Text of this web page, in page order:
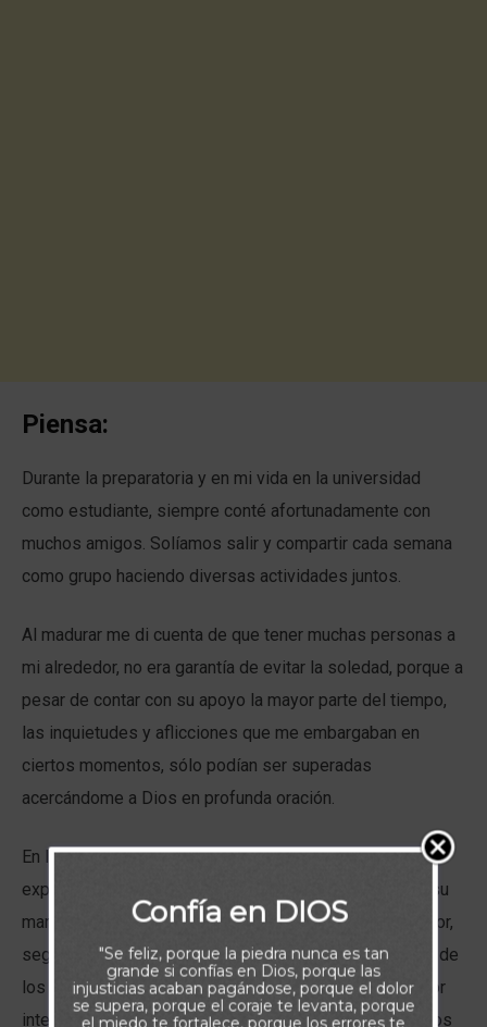
Piensa:
Durante la preparatoria y en mi vida en la universidad
como estudiante, siempre conté afortunadamente con
muchos amigos. Solíamos salir y compartir cada semana
como grupo haciendo diversas actividades juntos.
Al madurar me di cuenta de que tener muchas personas a
mi alrededor, no era garantía de evitar la soledad, porque a
pesar de contar con su apoyo la mayor parte del tiempo,
las inquietudes y aflicciones que me embargaban en
ciertos momentos, sólo podían ser superadas
acercándome a Dios en profunda oración.
En las escrituras de hoy, se evidencia como Jesús
experimentó y dio cuenta de este tipo de soledad. En su
maravilloso y desprendido servicio en nombre del Señor,
seguro se percató de esa misma soledad en la mirada de
los leprosos, en la voz tenue de los ciegos y con mayor
intensidad ese día en que sus seguidores más cercanos
Confía en DIOS
"Se feliz, porque la piedra nunca es tan
grande si confías en Dios, porque las
injusticias acaban pagándose, porque el dolor
se supera, porque el coraje te levanta, porque
el miedo te fortalece, porque los errores te